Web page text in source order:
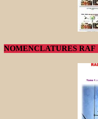
NOMENCLATURES RAF